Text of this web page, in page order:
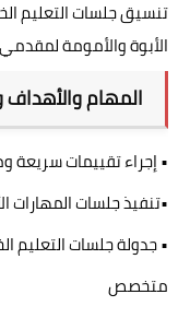
تنسيق جلسات التعليم
الأبوة والأمومة لمقدمي
المهام والأهداف
• إجراء تقييمات سريعة
•تنفيذ جلسات المهارات
• جدولة جلسات التعليم
متخصص